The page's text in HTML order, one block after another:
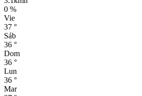
0 %
Vie
37 °
Sáb
36 °
Dom
36 °
Lun
36 °
Mar